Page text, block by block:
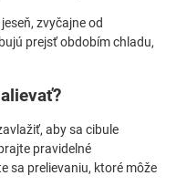
zvyčajne od
prejsť obdobím chladu,
aby sa cibule
pravidelné
sa prelievaniu, ktoré môže